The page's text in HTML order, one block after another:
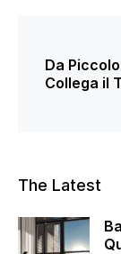
Da
Collega il
The Latest